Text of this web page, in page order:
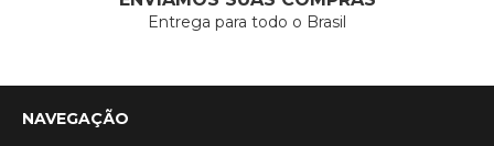
Entrega para todo o Brasil
NAVEGAÇÃO